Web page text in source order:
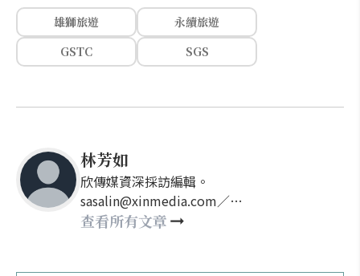
雄獅旅遊
永續旅遊
GSTC
SGS
林芳如
欣傳媒資深採訪編輯。
sasalin@xinmedia.com／
happy21917@gmail.com
查看所有文章